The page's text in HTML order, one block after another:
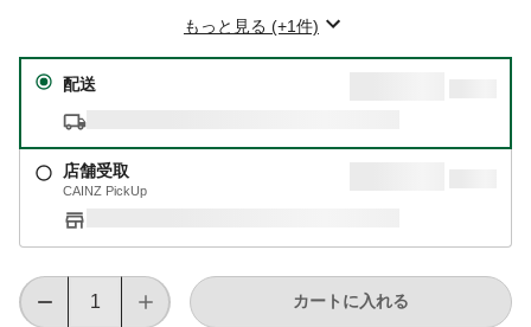
もっと見る (+1件)
配送
店舗受取
CAINZ PickUp
カートに入れる